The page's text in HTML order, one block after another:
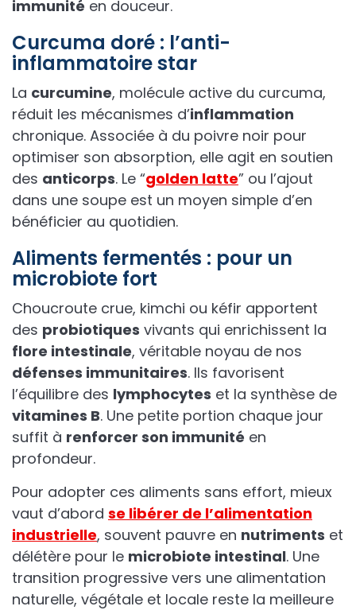
immunité en douceur.
Curcuma doré : l’anti-
inflammatoire star
La curcumine, molécule active du curcuma,
réduit les mécanismes d’inflammation
chronique. Associée à du poivre noir pour
optimiser son absorption, elle agit en soutien
des anticorps. Le “golden latte” ou l’ajout
dans une soupe est un moyen simple d’en
bénéficier au quotidien.
Aliments fermentés : pour un
microbiote fort
Choucroute crue, kimchi ou kéfir apportent
des probiotiques vivants qui enrichissent la
flore intestinale, véritable noyau de nos
défenses immunitaires. Ils favorisent
l’équilibre des lymphocytes et la synthèse de
vitamines B. Une petite portion chaque jour
suffit à renforcer son immunité en
profondeur.
Pour adopter ces aliments sans effort, mieux
vaut d’abord se libérer de l’alimentation
industrielle, souvent pauvre en nutriments et
délétère pour le microbiote intestinal. Une
transition progressive vers une alimentation
naturelle, végétale et locale reste la meilleure